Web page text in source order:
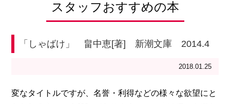
スタッフおすすめの本
「しゃばけ」 畠中恵[著] 新潮文庫 2014.4
2018.01.25
変なタイトルですが、名誉・利得などの様々な欲望にと